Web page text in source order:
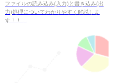
ファイルの読み込み(入力)と書き込み(出
力)処理についてわかりやすく解説しま
す！！ ...